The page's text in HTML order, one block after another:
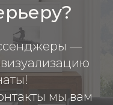
—
мы вам